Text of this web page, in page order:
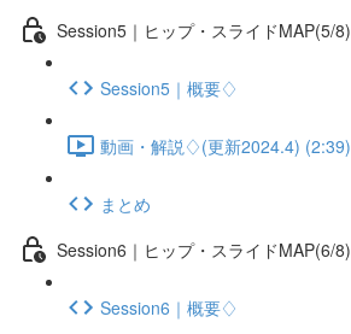
Session5｜ヒップ・スライドMAP(5/8)
Session5｜概要♢
動画・解説♢(更新2024.4) (2:39)
まとめ
Session6｜ヒップ・スライドMAP(6/8)
Session6｜概要♢